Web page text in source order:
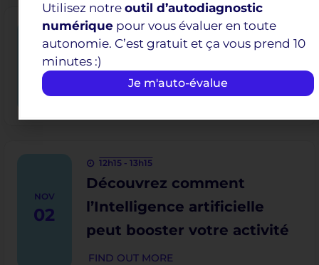
OCT
22
10h00 - 11h00
Je sécurise mon identité
numérique sur internet
FIND OUT MORE
NOV
02
12h15 - 13h15
Découvrez comment
l’Intelligence artificielle
peut booster votre activité
FIND OUT MORE
Utilisez notre outil d’autodiagnostic
numérique pour vous évaluer en toute
autonomie. C’est gratuit et ça vous prend 10
minutes :)
Je m'auto-évalue